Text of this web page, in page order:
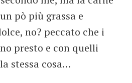
pò più grassa e
no? peccato che i
presto e con quelli
stessa cosa…